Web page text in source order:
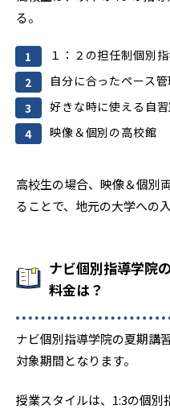
る。
１：２の担任制個別
自分に合ったペース管
好きな時に使える自習
映像＆個別の高校館
高校生の場合、映像＆個別
ることで、地元の大学への
ナビ個別指導学院
料金は？
ナビ個別指導学院の夏期講
対象期間となります。
授業スタイルは、1:3の個